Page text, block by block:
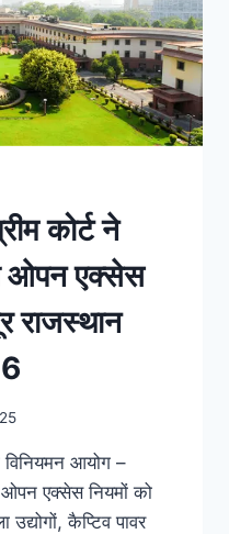
कोर्ट ने
ओपन एक्सेस
राजस्थान
विनियमन आयोग –
एक्सेस नियमों को
कैप्टिव पावर